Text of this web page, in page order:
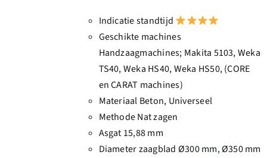
Indicatie standtijd
Geschikte machines
Handzaagmachines; Makita 5103, Weka
TS40, Weka HS40, Weka HS50, (CORE
en CARAT machines)
Materiaal Beton, Universeel
Methode Nat zagen
Asgat 15,88 mm
Diameter zaagblad Ø300 mm, Ø350 mm